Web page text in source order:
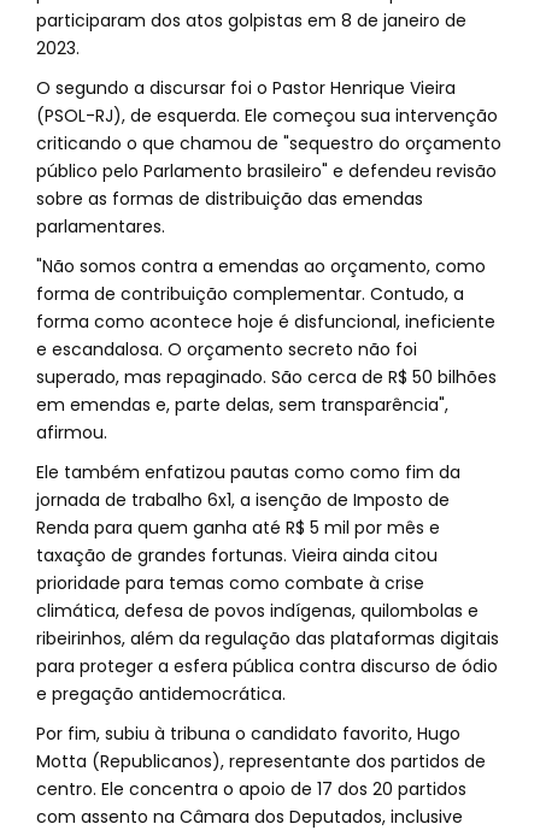
participaram dos atos golpistas em 8 de janeiro de
2023.
O segundo a discursar foi o Pastor Henrique Vieira
(PSOL-RJ), de esquerda. Ele começou sua intervenção
criticando o que chamou de "sequestro do orçamento
público pelo Parlamento brasileiro" e defendeu revisão
sobre as formas de distribuição das emendas
parlamentares.
"Não somos contra a emendas ao orçamento, como
forma de contribuição complementar. Contudo, a
forma como acontece hoje é disfuncional, ineficiente
e escandalosa. O orçamento secreto não foi
superado, mas repaginado. São cerca de R$ 50 bilhões
em emendas e, parte delas, sem transparência",
afirmou.
Ele também enfatizou pautas como como fim da
jornada de trabalho 6x1, a isenção de Imposto de
Renda para quem ganha até R$ 5 mil por mês e
taxação de grandes fortunas. Vieira ainda citou
prioridade para temas como combate à crise
climática, defesa de povos indígenas, quilombolas e
ribeirinhos, além da regulação das plataformas digitais
para proteger a esfera pública contra discurso de ódio
e pregação antidemocrática.
Por fim, subiu à tribuna o candidato favorito, Hugo
Motta (Republicanos), representante dos partidos de
centro. Ele concentra o apoio de 17 dos 20 partidos
com assento na Câmara dos Deputados, inclusive